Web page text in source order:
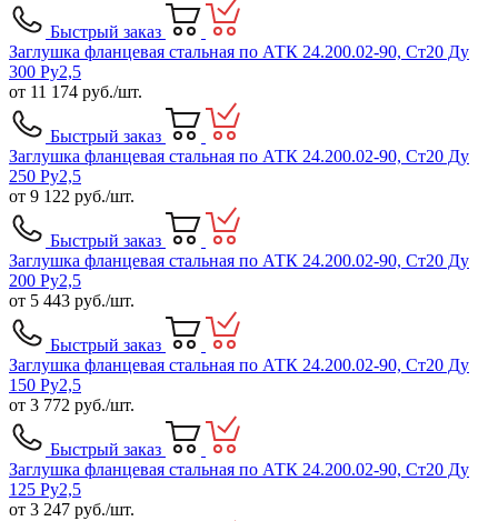
Быстрый заказ
Заглушка фланцевая стальная по АТК 24.200.02-90, Ст20 Ду
300 Ру2,5
от 11 174 руб./шт.
Быстрый заказ
Заглушка фланцевая стальная по АТК 24.200.02-90, Ст20 Ду
250 Ру2,5
от 9 122 руб./шт.
Быстрый заказ
Заглушка фланцевая стальная по АТК 24.200.02-90, Ст20 Ду
200 Ру2,5
от 5 443 руб./шт.
Быстрый заказ
Заглушка фланцевая стальная по АТК 24.200.02-90, Ст20 Ду
150 Ру2,5
от 3 772 руб./шт.
Быстрый заказ
Заглушка фланцевая стальная по АТК 24.200.02-90, Ст20 Ду
125 Ру2,5
от 3 247 руб./шт.